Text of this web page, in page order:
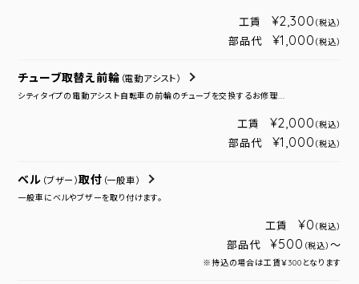
工賃 ¥2,300 （税込）
部品代 ¥1,000 （税込）
チューブ取替え前輪 （電動アシスト）
シティタイプの電動アシスト自転車の前輪のチューブを交換するお修理...
工賃 ¥2,000 （税込）
部品代 ¥1,000 （税込）
ベル （ブザー）取付 （一般車）
一般車にベルやブザーを取り付けます。
工賃 ¥0 （税込）
部品代 ¥500 （税込） ～
※持込の場合は工賃￥300となります